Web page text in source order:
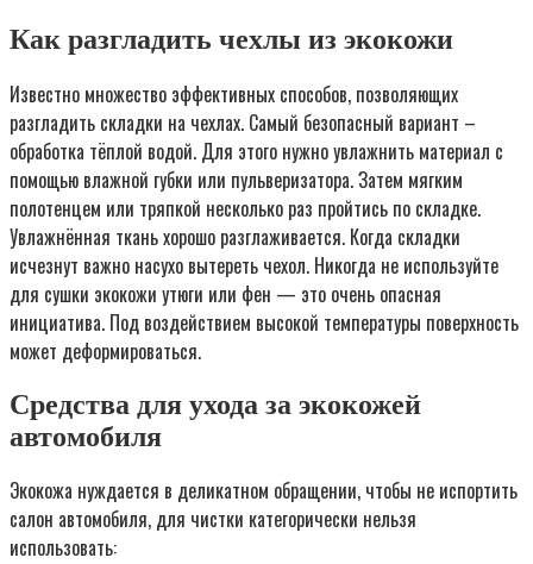
Как разгладить чехлы из экокожи
Известно множество эффективных способов, позволяющих
разгладить складки на чехлах. Самый безопасный вариант –
обработка тёплой водой. Для этого нужно увлажнить материал с
помощью влажной губки или пульверизатора. Затем мягким
полотенцем или тряпкой несколько раз пройтись по складке.
Увлажнённая ткань хорошо разглаживается. Когда складки
исчезнут важно насухо вытереть чехол. Никогда не используйте
для сушки экокожи утюги или фен — это очень опасная
инициатива. Под воздействием высокой температуры поверхность
может деформироваться.
Средства для ухода за экокожей
автомобиля
Экокожа нуждается в деликатном обращении, чтобы не испортить
салон автомобиля, для чистки категорически нельзя
использовать: